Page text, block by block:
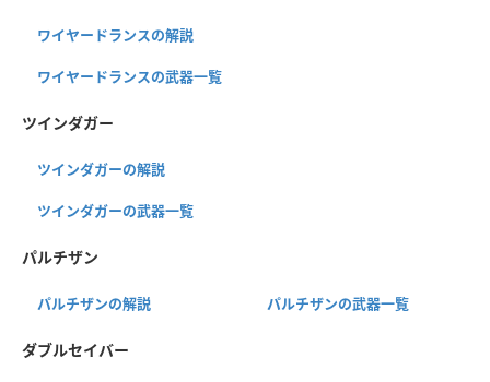
ワイヤードランスの解説
ワイヤードランスの武器一覧
ツインダガー
ツインダガーの解説
ツインダガーの武器一覧
パルチザン
パルチザンの解説 パルチザンの武器一覧
ダブルセイバー